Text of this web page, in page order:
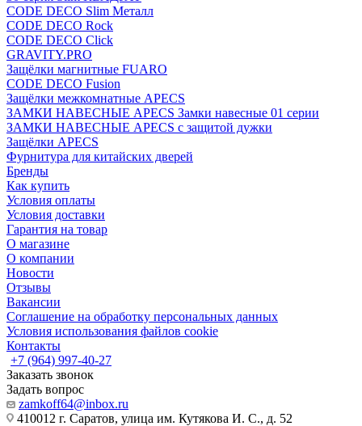
CODE DECO Slim Металл
CODE DECO Rock
CODE DECO Click
GRAVITY.PRO
Защёлки магнитные FUARO
CODE DECO Fusion
Защёлки межкомнатные APECS
ЗАМКИ НАВЕСНЫЕ APECS Замки навесные 01 серии
ЗАМКИ НАВЕСНЫЕ APECS с защитой дужки
Защёлки APECS
Фурнитура для китайских дверей
Бренды
Как купить
Условия оплаты
Условия доставки
Гарантия на товар
О магазине
О компании
Новости
Отзывы
Вакансии
Соглашение на обработку персональных данных
Условия использования файлов cookie
Контакты
+7 (964) 997-40-27
Заказать звонок
Задать вопрос
zamkoff64@inbox.ru
410012 г. Саратов, улица им. Кутякова И. С., д. 52